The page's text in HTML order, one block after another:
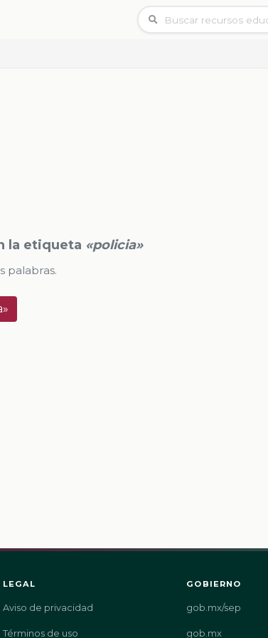
la etiqueta «policia»
palabras.
LEGAL
Aviso de privacidad
Términos de uso
GOBIERNO
gob.mx/sep
gob.mx